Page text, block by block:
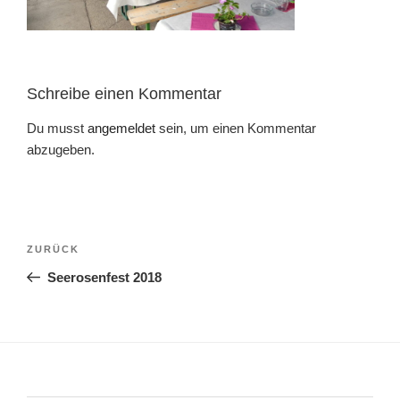
Schreibe einen Kommentar
Du musst angemeldet sein, um einen Kommentar
abzugeben.
Beitragsnavigation
Vorheriger
Beitrag
ZURÜCK
Seerosenfest 2018